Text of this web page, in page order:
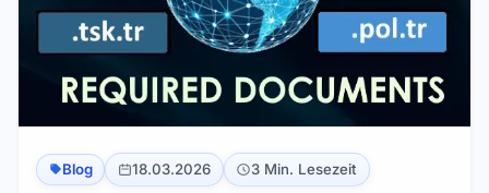
Blog 18.03.2026 3 Min. Lesezeit